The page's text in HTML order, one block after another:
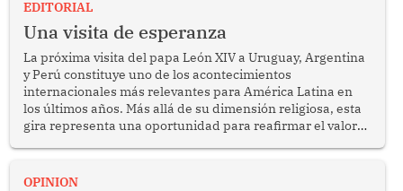
EDITORIAL
Una visita de esperanza
La próxima visita del papa León XIV a Uruguay, Argentina
y Perú constituye uno de los acontecimientos
internacionales más relevantes para América Latina en
los últimos años. Más allá de su dimensión religiosa, esta
gira representa una oportunidad para reafirmar el valor
enfrenta desafíos en materia de desarrollo, cohesión
OPINION